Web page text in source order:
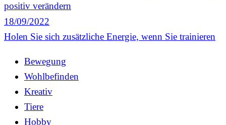
positiv verändern
18/09/2022
Holen Sie sich zusätzliche Energie, wenn Sie trainieren
Bewegung
Wohlbefinden
Kreativ
Tiere
Hobby